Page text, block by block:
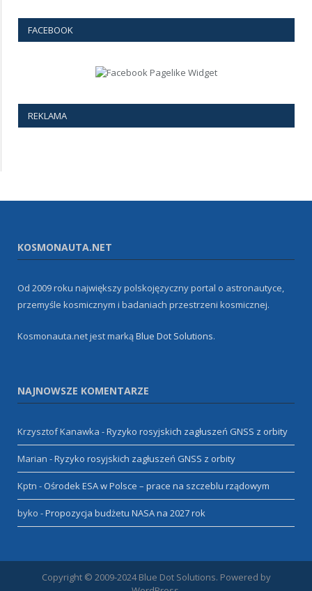
FACEBOOK
REKLAMA
KOSMONAUTA.NET
Od 2009 roku największy polskojęzyczny portal o astronautyce,
przemyśle kosmicznym i badaniach przestrzeni kosmicznej.
Kosmonauta.net jest markąBlue Dot Solutions.
NAJNOWSZE KOMENTARZE
Krzysztof Kanawka -Ryzyko rosyjskich zagłuszeń GNSS z orbity
Marian -Ryzyko rosyjskich zagłuszeń GNSS z orbity
Kptn - Ośrodek ESA w Polsce – prace na szczeblu rządowym
byko -Propozycja budżetu NASA na 2027 rok
Copyright © 2009-2024 Blue Dot Solutions. Powered by